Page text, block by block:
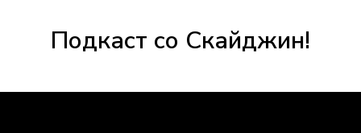
Подкаст со Скайджин!